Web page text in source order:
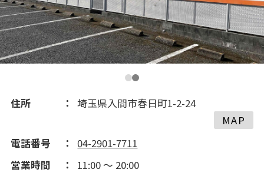
住所
埼玉県入間市春日町1-2-24
MAP
電話番号
04-2901-7711
営業時間
11:00 ～ 20:00